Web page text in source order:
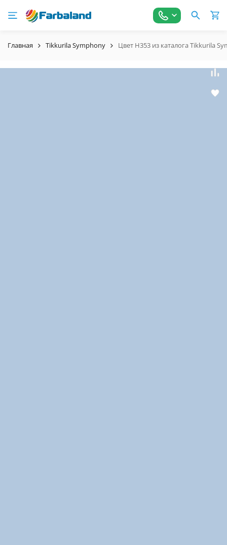
Главная Tikkurila Symphony Цвет H353 из каталога Tikkurila